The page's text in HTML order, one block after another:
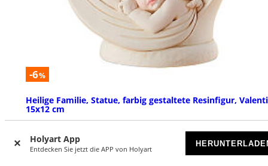
Holyart App
Entdecken Sie jetzt die APP von Holyart
-6%
Heilige Familie, Statue, farbig gestaltete Resinfigur, Valenti
15x12 cm
€ 32,90